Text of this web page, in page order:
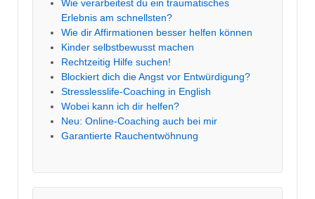
Wie verarbeitest du ein traumatisches
Erlebnis am schnellsten?
Wie dir Affirmationen besser helfen können
Kinder selbstbewusst machen
Rechtzeitig Hilfe suchen!
Blockiert dich die Angst vor Entwürdigung?
Stresslesslife-Coaching in English
Wobei kann ich dir helfen?
Neu: Online-Coaching auch bei mir
Garantierte Rauchentwöhnung